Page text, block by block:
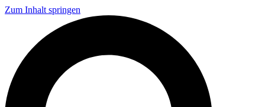
Zum Inhalt springen